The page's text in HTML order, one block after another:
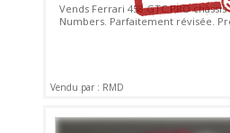
Vends Ferrari 458 GTC PRO
Numbers. Parfaitement révisée.
Vendu par : RMD